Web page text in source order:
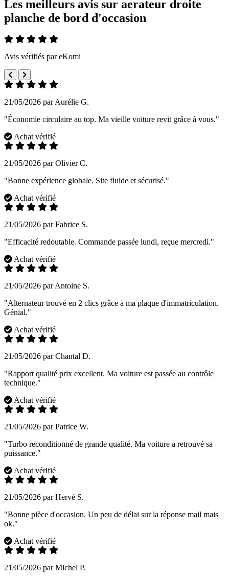
Les meilleurs avis sur aerateur droite
planche de bord d'occasion
Avis vérifiés par eKomi
21/05/2026 par Aurélie G.
"Économie circulaire au top. Ma vieille voiture revit grâce à vous."
Achat vérifié
21/05/2026 par Olivier C.
"Bonne expérience globale. Site fluide et sécurisé."
Achat vérifié
21/05/2026 par Fabrice S.
"Efficacité redoutable. Commande passée lundi, reçue mercredi."
Achat vérifié
21/05/2026 par Antoine S.
"Alternateur trouvé en 2 clics grâce à ma plaque d'immatriculation.
Génial."
Achat vérifié
21/05/2026 par Chantal D.
"Rapport qualité prix excellent. Ma voiture est passée au contrôle
technique."
Achat vérifié
21/05/2026 par Patrice W.
"Turbo reconditionné de grande qualité. Ma voiture a retrouvé sa
puissance."
Achat vérifié
21/05/2026 par Hervé S.
"Bonne pièce d'occasion. Un peu de délai sur la réponse mail mais
ok."
Achat vérifié
21/05/2026 par Michel P.